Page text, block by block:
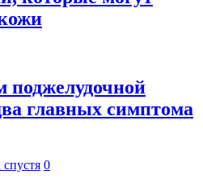
главных симптома
спустя 0